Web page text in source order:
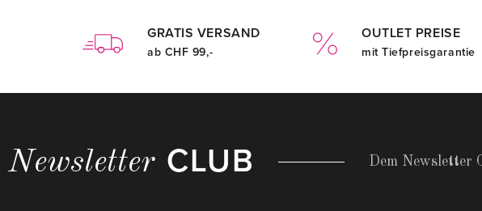
GRATIS VERSAND
ab CHF 99,-
OUTLET PREISE
mit Tiefpreisgarantie
Newsletter CLUB Dem Newsletter